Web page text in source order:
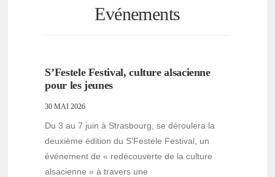
Evénements
S’Festele Festival, culture alsacienne
pour les jeunes
30 MAI 2026
Du 3 au 7 juin à Strasbourg, se déroulera la
deuxième édition du S’Festele Festival, un
événement de « redécouverte de la culture
alsacienne » à travers une